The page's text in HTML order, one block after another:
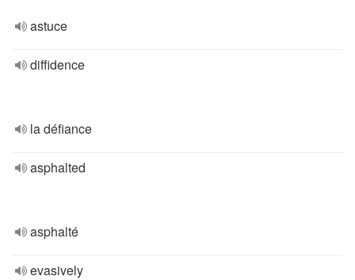
astuce
diffidence
la défiance
asphalted
asphalté
evasively